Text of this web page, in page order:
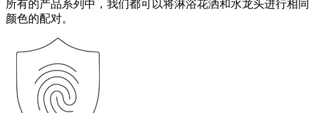
所有的产品系列中，我们都可以将淋浴花洒和水龙头进行相同
颜色的配对。